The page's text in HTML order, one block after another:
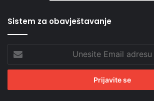
Sistem za obavještavanje
Email
adresu